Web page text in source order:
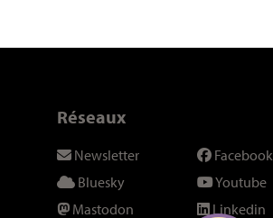
Réseaux
Newsletter
Bluesky
Mastodon
Facebook
Youtube
Linkedin